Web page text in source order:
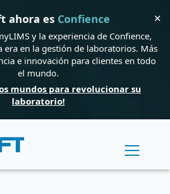
ahora es Confience
y la experiencia de Confience,
era en la gestión de laboratorios. Más
e innovación para clientes en todo
el mundo.
mundos para revolucionar su
laboratorio!
✕